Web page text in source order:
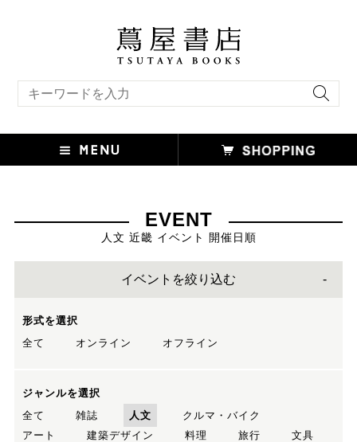
EVENT
人文 近畿 イベント 開催日順
イベントを絞り込む
形式を選択
全て
オンライン オフライン
ジャンルを選択
全て
雑誌 人文
クルマ・バイク
アート
建築デザイン 料理 旅行
文具